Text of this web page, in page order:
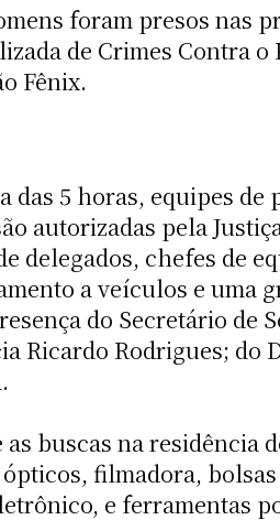
foram presos nas
de Crimes Contra
Fênix.
das 5 horas, equipes
autorizadas pela
delegados, chefes de
a veículos e uma
do Secretário de
Ricardo Rodrigues; do
as buscas na residência
filmadora,
e ferramentas